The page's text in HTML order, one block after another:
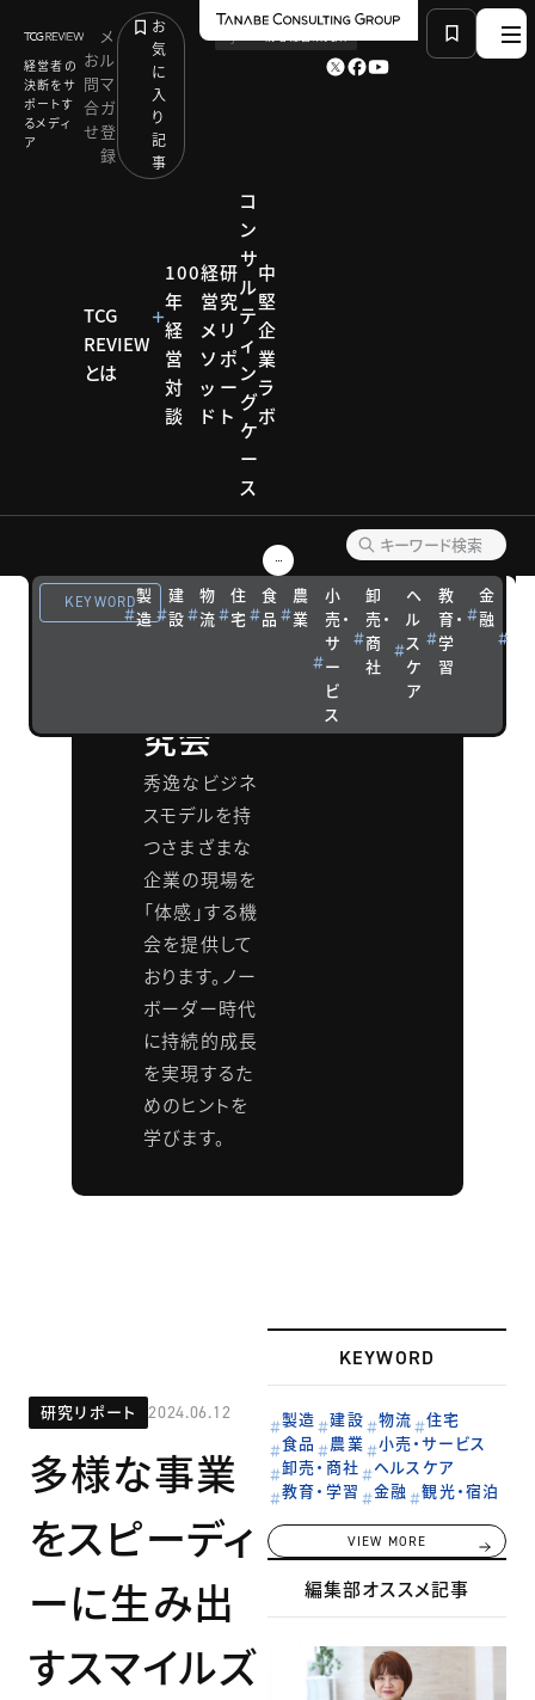
経営者の
決断をサ
ポートす
るメディ
ア
お
問
合
せ
メ
ル
マ
ガ
登
録
お
気
に
入
り
記
事
TCG
REVIEW
とは
100
年
経
営
対
談
経
営
メ
ソ
ッ
ド
研
究
リ
ポ
ー
ト
コ
ン
サ
ル
テ
ィ
ン
グ
ケ
ー
ス
中
堅
企
業
ラ
ボ
KEYWORD製
造
建
設
物
流
住
宅
食
品
農
業
小
売・
サ
ー
ビ
ス
卸
売・
商
社
ヘ
ル
ス
ケ
ア
教
育・
学
習
金
融
研究リポート
ビジネスモデルイノベーション研究会
多様な事業をスピーディーに生み出すスマイルズの事
業戦略
研究リポー
ビジネ
スモデ
ルイノ
ベーシ
究会
秀逸なビジネ
スモデルを持
つさまざまな
企業の現場を
「体感」する機
会を提供して
おります。ノー
ボーダー時代
に持続的成長
を実現するた
めのヒントを
学びます。
研究リポート 2024.06.12
多様な事業
をスピーディ
ーに生み出
すスマイルズ
KEYWORD
製造 建設 物流
住宅
食品
農業
小売・サービス
卸売・商社
ヘルスケア
教育・学習
金融 観光・宿泊
VIEW MORE
編集部オススメ記事